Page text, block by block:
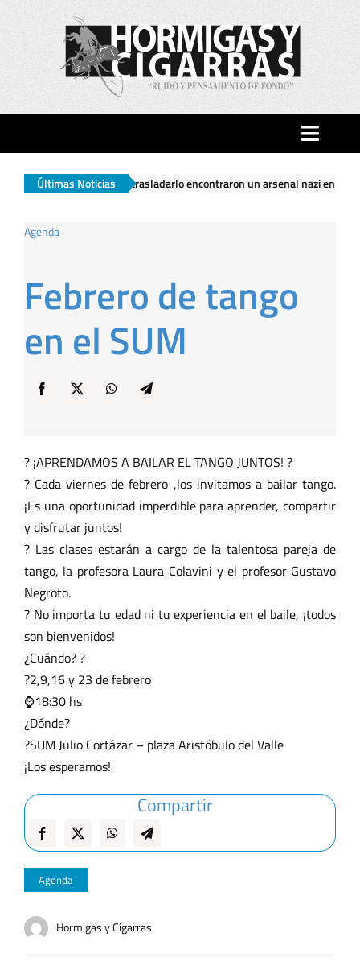
Toggle
Inicio
Ciudad
Actualidad
Últimas Noticias
fueron a trasladarlo encontraron un arsenal nazi en su casa
Agenda
Febrero de tango
en el SUM
? ¡APRENDAMOS A BAILAR EL TANGO JUNTOS! ?
? Cada viernes de febrero ,los invitamos a bailar tango.
¡Es una oportunidad imperdible para aprender, compartir
y disfrutar juntos!
? Las clases estarán a cargo de la talentosa pareja de
tango, la profesora Laura Colavini y el profesor Gustavo
Negroto.
? No importa tu edad ni tu experiencia en el baile, ¡todos
son bienvenidos!
¿Cuándo? ?
?2,9,16 y 23 de febrero
⌚18:30 hs
¿Dónde?
?SUM Julio Cortázar – plaza Aristóbulo del Valle
¡Los esperamos!
Compartir
Agenda
Hormigas y Cigarras